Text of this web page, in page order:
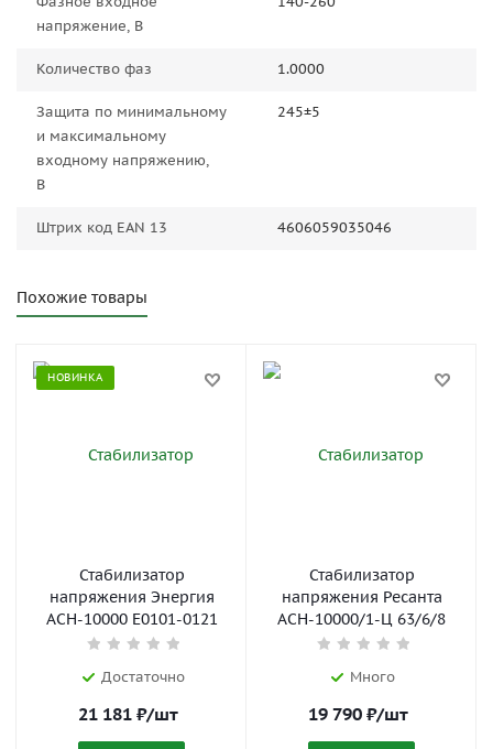
напряжение, В
Количество фаз 1.0000
Защита по минимальному
и максимальному
входному напряжению,
В
245±5
Штрих код EAN 13 4606059035046
Похожие товары
НОВИНКА
Стабилизатор
напряжения Энергия
АСН-10000 Е0101-0121
Достаточно
21 181₽/шт
Стабилизатор
напряжения Ресанта
АСН-10000/1-Ц 63/6/8
Много
19 790₽/шт